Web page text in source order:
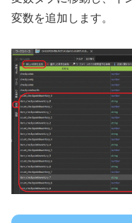
変数を追加します。